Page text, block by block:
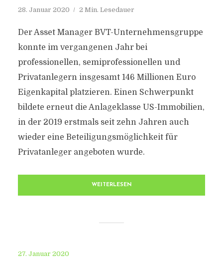
28. Januar 2020 2 Min. Lesedauer
Der Asset Manager BVT-Unternehmensgruppe
konnte im vergangenen Jahr bei
professionellen, semiprofessionellen und
Privatanlegern insgesamt 146 Millionen Euro
Eigenkapital platzieren. Einen Schwerpunkt
bildete erneut die Anlageklasse US-Immobilien,
in der 2019 erstmals seit zehn Jahren auch
wieder eine Beteiligungsmöglichkeit für
Privatanleger angeboten wurde.
WEITERLESEN
27. Januar 2020